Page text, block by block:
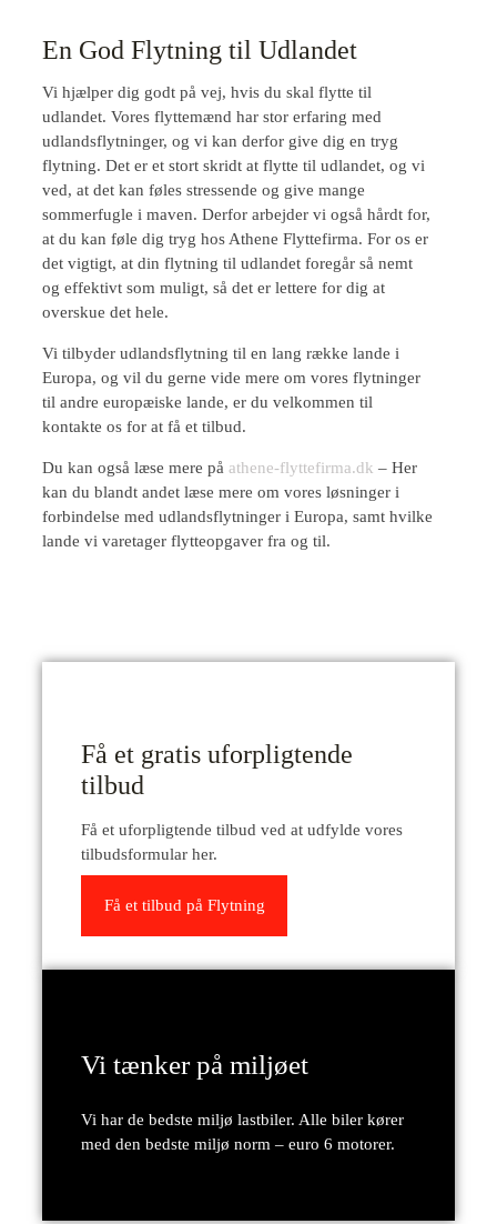
En God Flytning til Udlandet
Vi hjælper dig godt på vej, hvis du skal flytte til
udlandet. Vores flyttemænd har stor erfaring med
udlandsflytninger, og vi kan derfor give dig en tryg
flytning. Det er et stort skridt at flytte til udlandet, og vi
ved, at det kan føles stressende og give mange
sommerfugle i maven. Derfor arbejder vi også hårdt for,
at du kan føle dig tryg hos Athene Flyttefirma. For os er
det vigtigt, at din flytning til udlandet foregår så nemt
og effektivt som muligt, så det er lettere for dig at
overskue det hele.
Vi tilbyder udlandsflytning til en lang række lande i
Europa, og vil du gerne vide mere om vores flytninger
til andre europæiske lande, er du velkommen til
kontakte os for at få et tilbud.
Du kan også læse mere på athene-flyttefirma.dk – Her
kan du blandt andet læse mere om vores løsninger i
forbindelse med udlandsflytninger i Europa, samt hvilke
lande vi varetager flytteopgaver fra og til.
Få et gratis uforpligtende
tilbud
Få et uforpligtende tilbud ved at udfylde vores
tilbudsformular her.
Få et tilbud på Flytning
Vi tænker på miljøet
Vi har de bedste miljø lastbiler. Alle biler kører
med den bedste miljø norm – euro 6 motorer.